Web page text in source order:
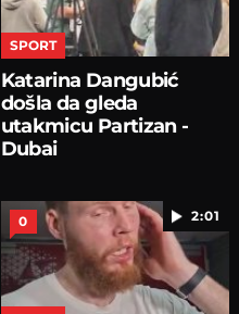
SPORT
Katarina Dangubić
došla da gleda
utakmicu Partizan -
Dubai
2:01
0